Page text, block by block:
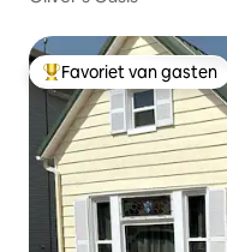
Topfavoriet van gasten
Favoriet van gasten